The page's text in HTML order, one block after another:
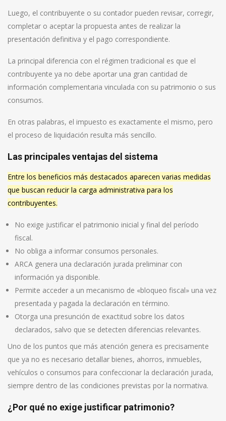
Luego, el contribuyente o su contador pueden revisar, corregir,
completar o aceptar la propuesta antes de realizar la
presentación definitiva y el pago correspondiente.
La principal diferencia con el régimen tradicional es que el
contribuyente ya no debe aportar una gran cantidad de
información complementaria vinculada con su patrimonio o sus
consumos.
En otras palabras, el impuesto es exactamente el mismo, pero
el proceso de liquidación resulta más sencillo.
Las principales ventajas del sistema
Entre los beneficios más destacados aparecen varias medidas
que buscan reducir la carga administrativa para los
contribuyentes.
No exige justificar el patrimonio inicial y final del período
fiscal.
No obliga a informar consumos personales.
ARCA genera una declaración jurada preliminar con
información ya disponible.
Permite acceder a un mecanismo de «bloqueo fiscal» una vez
presentada y pagada la declaración en término.
Otorga una presunción de exactitud sobre los datos
declarados, salvo que se detecten diferencias relevantes.
Uno de los puntos que más atención genera es precisamente
que ya no es necesario detallar bienes, ahorros, inmuebles,
vehículos o consumos para confeccionar la declaración jurada,
siempre dentro de las condiciones previstas por la normativa.
¿Por qué no exige justificar patrimonio?